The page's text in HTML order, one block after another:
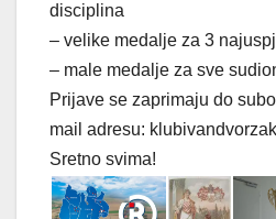
disciplina
– velike medalje za 3
– male medalje za sve
Prijave se zaprimaju do
mail adresu:
Sretno svima!